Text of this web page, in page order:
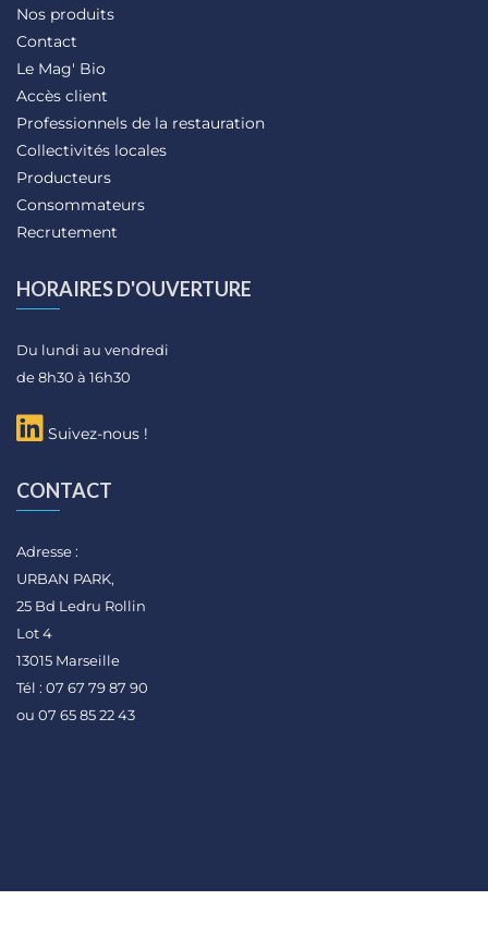
Nos produits
Contact
Le Mag' Bio
Accès client
Professionnels de la restauration
Collectivités locales
Producteurs
Consommateurs
Recrutement
HORAIRES D'OUVERTURE
Du lundi au vendredi
de 8h30 à 16h30
Suivez-nous !
CONTACT
Adresse :
URBAN PARK,
25 Bd Ledru Rollin
Lot 4
13015 Marseille
Tél : 07 67 79 87 90
ou 07 65 85 22 43